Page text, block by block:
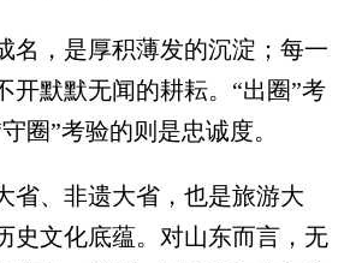
，是厚积薄发的沉淀；每一
开默默无闻的耕耘。“出圈”考
圈”考验的则是忠诚度。
、非遗大省，也是旅游大
史文化底蕴。对山东而言，无